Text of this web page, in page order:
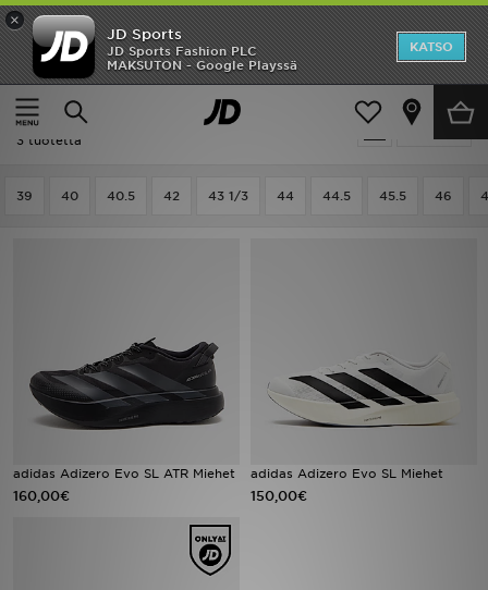
×
JD Sports
JD Sports Fashion PLC
MAKSUTON - Google Playssä
KATSO
Etusivu
Miehet
Suodata
Miehet - Adidas Adizero Evo
3 tuotetta
39 40 40.5 42 43 1/3 44 44.5 45.5 46
adidas Adizero Evo SL ATR Miehet
160,00€
adidas Adizero Evo SL Miehet
150,00€
Etusivu
Ale
Uutuudet
Tuotemerkit